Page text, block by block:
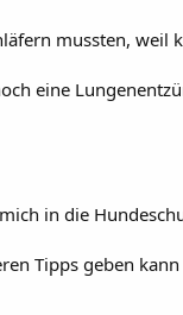
mussten, weil
eine
in die
Tipps geben kann